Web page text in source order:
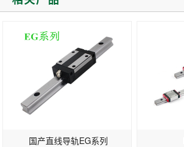
式受力好些，价格贵些 2、尺...
国产直线导轨EG系列